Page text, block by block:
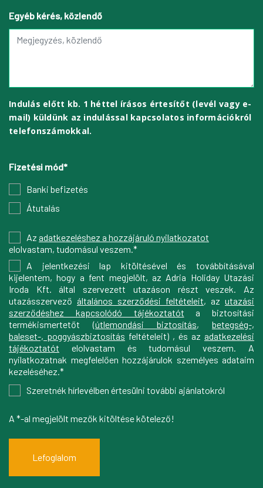
Egyéb kérés, közlendő
Indulás előtt kb. 1 héttel írásos értesítőt (levél vagy e-
mail) küldünk az indulással kapcsolatos információkról
telefonszámokkal.
Fizetési mód*
Banki befizetés
Átutalás
Az adatkezeléshez a hozzájáruló nyilatkozatot
elolvastam, tudomásul veszem.*
A jelentkezési lap kitöltésével és továbbításával
kijelentem, hogy a fent megjelölt, az Adria Holiday Utazási
Iroda Kft. által szervezett utazáson részt veszek. Az
utazásszervező általános szerződési feltételeit, az utazási
szerződéshez kapcsolódó tájékoztatót a biztosítási
termékismertetőt (útlemondási biztosítás, betegség-,
baleset-, poggyászbiztosítás feltételeit) , és az adatkezelési
tájékoztatót elolvastam és tudomásul veszem. A
nyilatkozatnak megfelelően hozzájárulok személyes adataim
kezeléséhez.*
Szeretnék hírlevélben értesülni további ajánlatokról
A *-al megjelölt mezők kitöltése kötelező!
Lefoglalom